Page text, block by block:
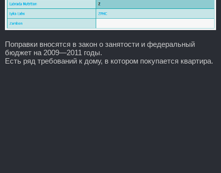
Поправки вносятся в закон о занятости и федеральный
бюджет на 2009—2011 годы.
Есть ряд требований к дому, в котором покупается квартира.